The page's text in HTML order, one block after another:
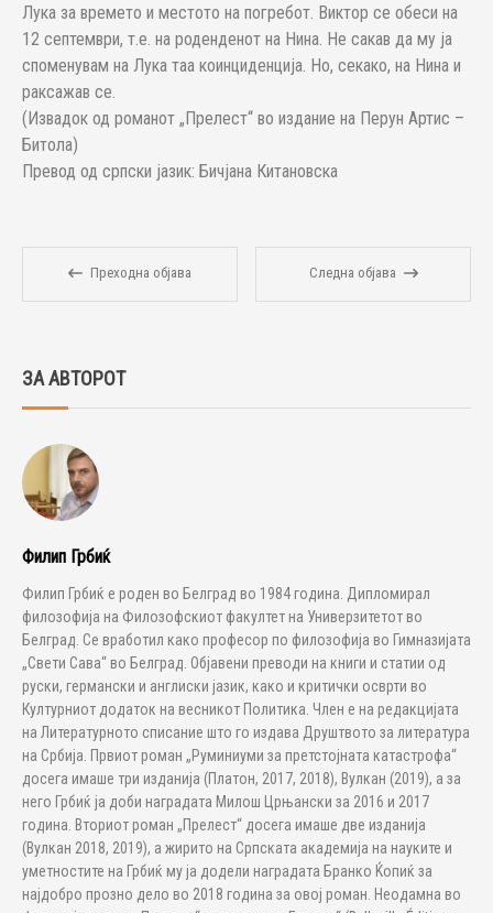
Лука за времето и местото на погребот. Виктор се обеси на
12 септември, т.е. на роденденот на Нина. Не сакав да му ја
споменувам на Лука таа коинциденција. Но, секако, на Нина и
раксажав се.
(Извадок од романот „Прелест“ во издание на Перун Артис –
Битола)
Превод од српски јазик: Бичјана Китановска
Преходна објава Следна објава
ЗА АВТОРОТ
Филип Грбиќ
Филип Грбиќ е роден во Белград во 1984 година. Дипломирал
филозофија на Филозофскиот факултет на Универзитетот во
Белград. Се вработил како професор по филозофија во Гимназијата
„Свети Сава“ во Белград. Објавени преводи на книги и статии од
руски, германски и англиски јазик, како и критички осврти во
Културниот додаток на весникот Политика. Член е на редакцијата
на Литературното списание што го издава Друштвото за литература
на Србија. Првиот роман „Руминиуми за претстојната катастрофа“
досега имаше три изданија (Платон, 2017, 2018), Вулкан (2019), а за
него Грбиќ ја доби наградата Милош Црњански за 2016 и 2017
година. Вториот роман „Прелест“ досега имаше две изданија
(Вулкан 2018, 2019), а жирито на Српската академија на науките и
уметностите на Грбиќ му ја додели наградата Бранко Ќопиќ за
најдобро прозно дело во 2018 година за овој роман. Неодамна во